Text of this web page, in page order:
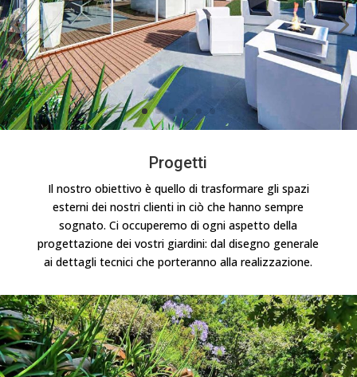
Progetti
Il nostro obiettivo è quello di trasformare gli spazi
esterni dei nostri clienti in ciò che hanno sempre
sognato. Ci occuperemo di ogni aspetto della
progettazione dei vostri giardini: dal disegno generale
ai dettagli tecnici che porteranno alla realizzazione.